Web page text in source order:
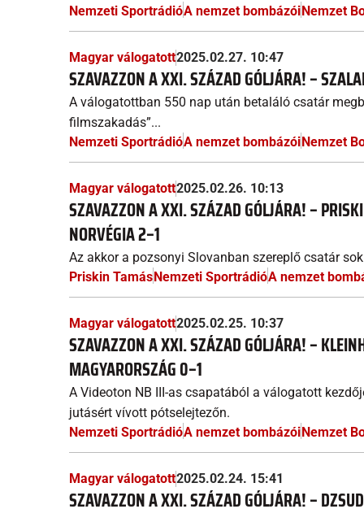
Nemzeti SportrádióA nemzet bombázóiNemzet
Magyar válogatott2025.02.27. 10:47
SZAVAZZON A XXI. SZÁZAD GÓLJÁRA! –
A válogatottban 550 nap után betaláló csatár
filmszakadás”...
Nemzeti SportrádióA nemzet bombázóiNemzet
Magyar válogatott2025.02.26. 10:13
SZAVAZZON A XXI. SZÁZAD GÓLJÁRA! –
NORVÉGIA 2–1
Az akkor a pozsonyi Slovanban szereplő csatár
Priskin TamásNemzeti SportrádióA nemzet
Magyar válogatott2025.02.25. 10:37
SZAVAZZON A XXI. SZÁZAD GÓLJÁRA! –
MAGYARORSZÁG 0–1
A Videoton NB III-as csapatából a válogatott
jutásért vívott pótselejtezőn.
Nemzeti SportrádióA nemzet bombázóiNemzet
Magyar válogatott2025.02.24. 15:41
SZAVAZZON A XXI. SZÁZAD GÓLJÁRA! –